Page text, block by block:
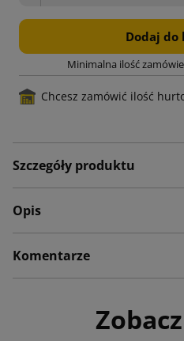
Dodaj do
Minimalna ilość
Chcesz zamówić ilość
Szczegóły produktu
Opis
Komentarze